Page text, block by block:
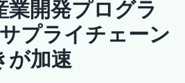
業開発プログラ
プライチェーン
が加速